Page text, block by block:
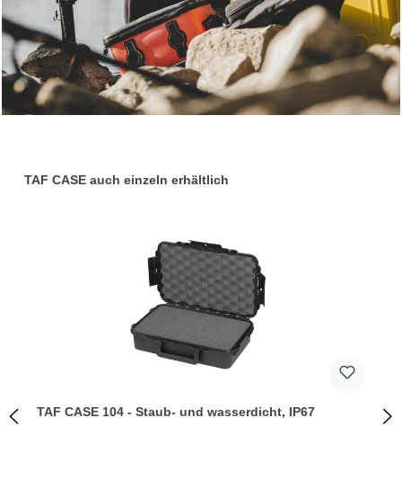
Produktgalerie überspringen
TAF CASE auch einzeln erhältlich
TAF CASE 104 - Staub- und wasserdicht, IP67